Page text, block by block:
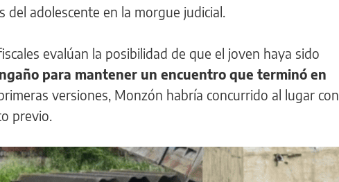
adolescente en la morgue judicial.
evalúan la posibilidad de que el joven haya sido
para mantener un encuentro que terminó en
versiones, Monzón habría concurrido al lugar con
previo.